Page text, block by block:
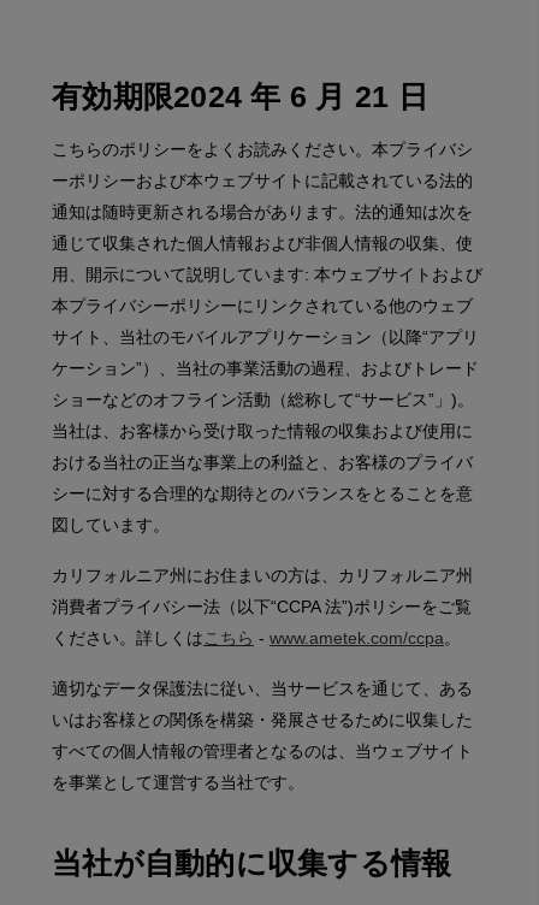
有効期限2024 年 6 月 21 日
こちらのポリシーをよくお読みください。本プライバシ
ーポリシーおよび本ウェブサイトに記載されている法的
通知は随時更新される場合があります。法的通知は次を
通じて収集された個人情報および非個人情報の収集、使
用、開示について説明しています: 本ウェブサイトおよび
本プライバシーポリシーにリンクされている他のウェブ
サイト、当社のモバイルアプリケーション（以降“アプリ
ケーション”）、当社の事業活動の過程、およびトレード
ショーなどのオフライン活動（総称して“サービス”」)。
当社は、お客様から受け取った情報の収集および使用に
おける当社の正当な事業上の利益と、お客様のプライバ
シーに対する合理的な期待とのバランスをとることを意
図しています。
カリフォルニア州にお住まいの方は、カリフォルニア州
消費者プライバシー法（以下“CCPA 法”)ポリシーをご覧
ください。詳しくは こちら - www.ametek.com/ccpa。
適切なデータ保護法に従い、当サービスを通じて、ある
いはお客様との関係を構築・発展させるために収集した
すべての個人情報の管理者となるのは、当ウェブサイト
を事業として運営する当社です。
当社が自動的に収集する情報